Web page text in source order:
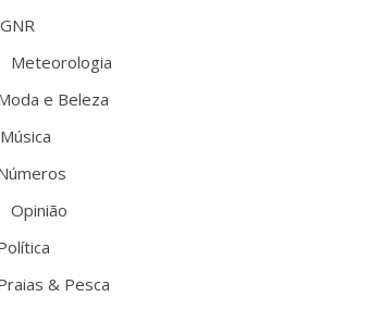
GNR
Meteorologia
e Beleza
Música
Opinião
& Pesca